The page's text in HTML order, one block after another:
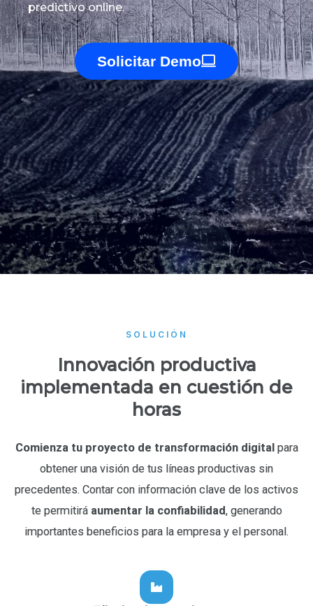
predictivo online.
Solicitar Demo
SOLUCIÓN
Innovación productiva
implementada en cuestión de
horas
Comienza tu proyecto de transformación digitalpara
obtener una visión de tus líneas productivas sin
precedentes. Contar con información clave de los activos
te permitirá aumentar la confiabilidad, generando
importantes beneficios para la empresa y el personal.